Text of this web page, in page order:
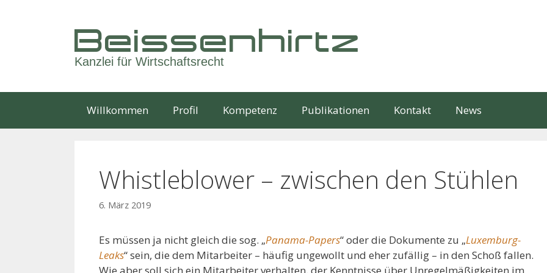
Beissenhirtz
Kanzlei für Wirtschaftsrecht
Willkommen Profil Kompetenz Publikationen Kontakt News
Whistleblower – zwischen den Stühlen
6. März 2019
Es müssen ja nicht gleich die sog. „Panama-Papers“ oder die Dokumente zu „Luxemburg-
Leaks“ sein, die dem Mitarbeiter – häufig ungewollt und eher zufällig – in den Schoß fallen.